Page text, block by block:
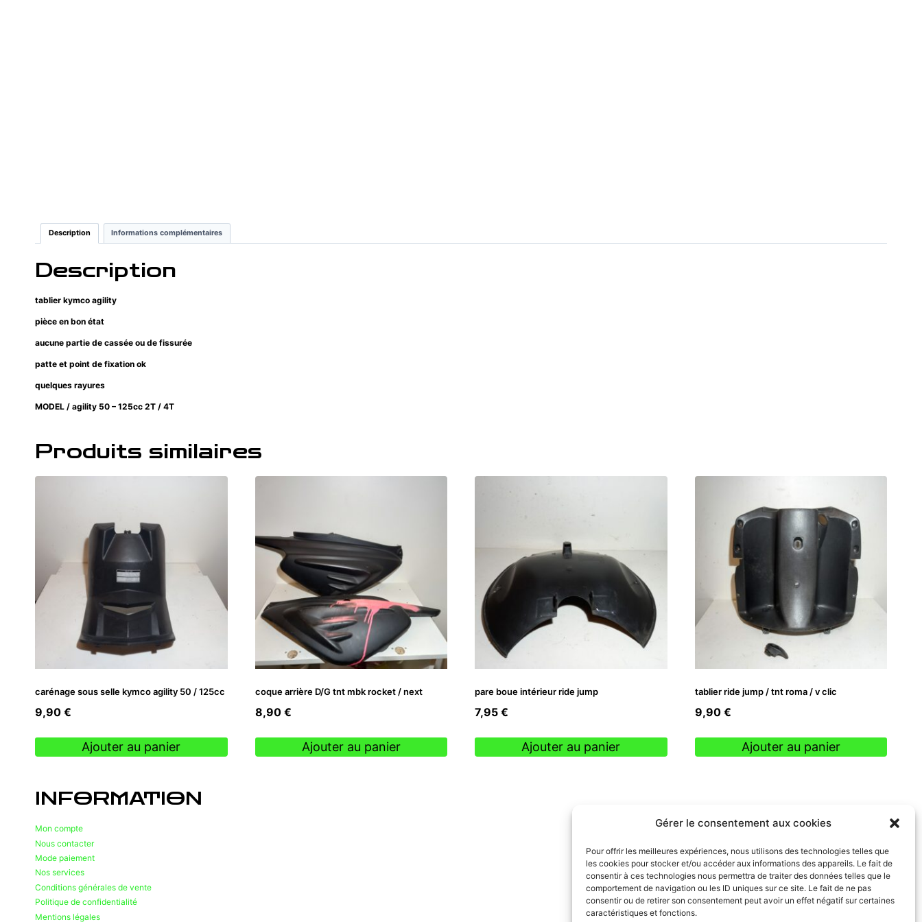
Gérer le consentement aux cookies
Pour offrir les meilleures expériences, nous utilisons des technologies telles que
les cookies pour stocker et/ou accéder aux informations des appareils. Le fait de
consentir à ces technologies nous permettra de traiter des données telles que le
comportement de navigation ou les ID uniques sur ce site. Le fait de ne pas
consentir ou de retirer son consentement peut avoir un effet négatif sur certaines
caractéristiques et fonctions.
Description Informations complémentaires
Description
tablier kymco agility
pièce en bon état
aucune partie de cassée ou de fissurée
patte et point de fixation ok
quelques rayures
MODEL / agility 50 – 125cc 2T / 4T
Produits similaires
carénage sous selle kymco agility 50 / 125cc
9,90 €
Ajouter au panier
coque arrière D/G tnt mbk rocket / next
8,90 €
Ajouter au panier
pare boue intérieur ride jump
7,95 €
Ajouter au panier
tablier ride jump / tnt roma / v clic
9,90 €
Ajouter au panier
INFORMATION
Mon compte
Nous contacter
Mode paiement
Nos services
Conditions générales de vente
Politique de confidentialité
Mentions légales